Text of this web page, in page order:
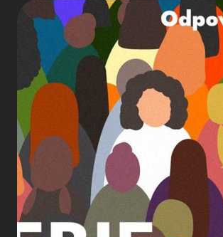
Wyszukaj